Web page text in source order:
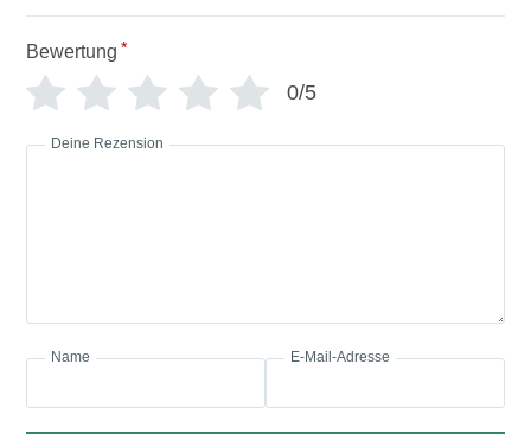
Bewertung *
0/5
Deine Rezension
Name E-Mail-Adresse